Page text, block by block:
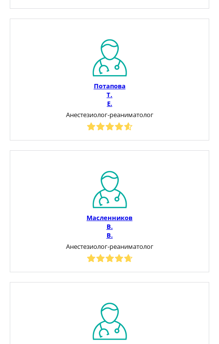
Потапова
Т.
Е.
Анестезиолог-реаниматолог
Масленников
В.
В.
Анестезиолог-реаниматолог